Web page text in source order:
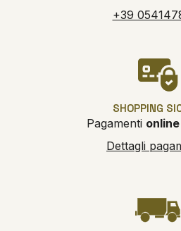
+39
SHOPPING
Pagamenti
Dettagli